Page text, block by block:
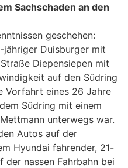
Sachschaden an den
geschehen:
jähriger Duisburger mit
Diepensiepen mit
auf den Südring
Vorfahrt eines 26 Jahre
Südring mit einem
unterwegs war.
Autos auf der
Hyundai fahrender, 21-
nassen Fahrbahn bei